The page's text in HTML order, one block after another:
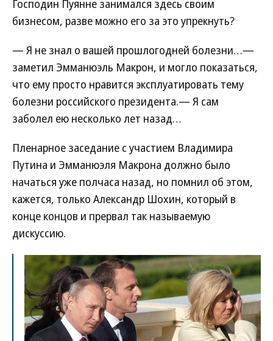
Господин Пуянне занимался здесь своим
бизнесом, разве можно его за это упрекнуть?
— Я не знал о вашей прошлогодней болезни…—
заметил Эмманюэль Макрон, и могло показаться,
что ему просто нравится эксплуатировать тему
болезни российского президента.— Я сам
заболел ею несколько лет назад…
Пленарное заседание с участием Владимира
Путина и Эмманюэля Макрона должно было
начаться уже полчаса назад, но помнил об этом,
кажется, только Александр Шохин, который в
конце концов и прервал так называемую
дискуссию.